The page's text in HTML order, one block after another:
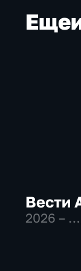
Еще
Вести
2026 – …